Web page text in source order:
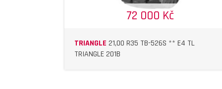
72 000 Kč
TRIANGLE 21,00 R35 TB-526S ** E4 TL
TRIANGLE 201B